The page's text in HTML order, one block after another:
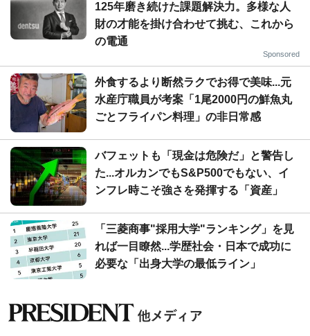
125年磨き続けた課題解決力。多様な人
財の才能を掛け合わせて挑む、これから
の電通
Sponsored
外食するより断然ラクでお得で美味...元
水産庁職員が考案「1尾2000円の鮮魚丸
ごとフライパン料理」の非日常感
バフェットも「現金は危険だ」と警告し
た...オルカンでもS&P500でもない、イ
ンフレ時こそ強さを発揮する「資産」
「三菱商事"採用大学"ランキング」を見
れば一目瞭然...学歴社会・日本で成功に
必要な「出身大学の最低ライン」